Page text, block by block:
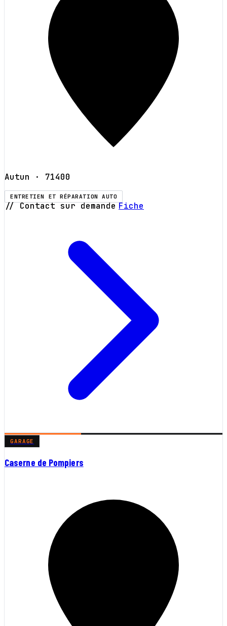
Autun · 71400
ENTRETIEN ET RÉPARATION AUTO
// Contact sur demande Fiche
GARAGE
Caserne de Pompiers